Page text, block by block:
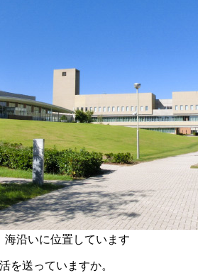
海沿いに位置しています
を送っていますか。